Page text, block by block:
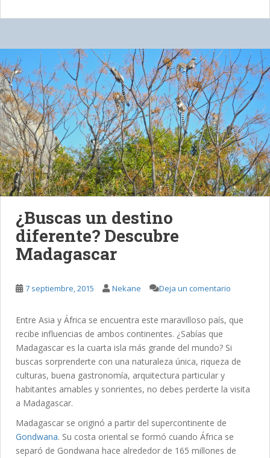
¿Buscas un destino
diferente? Descubre
Madagascar
7 septiembre, 2015 Nekane Deja un comentario
Entre Asia y África se encuentra este maravilloso país, que
recibe influencias de ambos continentes. ¿Sabías que
Madagascar es la cuarta isla más grande del mundo? Si
buscas sorprenderte con una naturaleza única, riqueza de
culturas, buena gastronomía, arquitectura particular y
habitantes amables y sonrientes, no debes perderte la visita
a Madagascar.
Madagascar se originó a partir del supercontinente de
Gondwana. Su costa oriental se formó cuando África se
separó de Gondwana hace alrededor de 165 millones de